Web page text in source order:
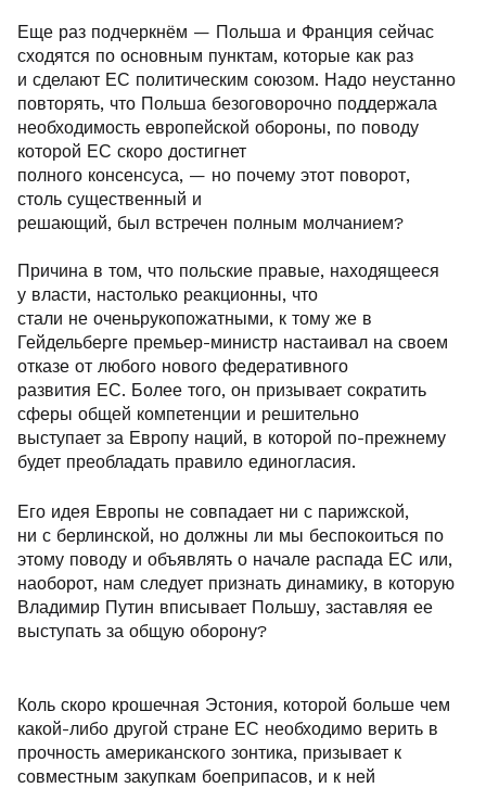
Еще раз подчеркнём — Польша и Франция сейчас
сходятся по основным пунктам, которые как раз
и сделают ЕС политическим союзом. Надо неустанно
повторять, что Польша безоговорочно поддержала
необходимость европейской обороны, по поводу
которой ЕС скоро достигнет
полного консенсуса, — но почему этот поворот,
столь существенный и
решающий, был встречен полным молчанием?
Причина в том, что польские правые, находящееся
у власти, настолько реакционны, что
стали не оченьрукопожатными, к тому же в
Гейдельберге премьер-министр настаивал на своем
отказе от любого нового федеративного
развития ЕС. Более того, он призывает сократить
сферы общей компетенции и решительно
выступает за Европу наций, в которой по-прежнему
будет преобладать правило единогласия.
Его идея Европы не совпадает ни с парижской,
ни с берлинской, но должны ли мы беспокоиться по
этому поводу и объявлять о начале распада ЕС или,
наоборот, нам следует признать динамику, в которую
Владимир Путин вписывает Польшу, заставляя ее
выступать за общую оборону?
Коль скоро крошечная Эстония, которой больше чем
какой-либо другой стране ЕС необходимо верить в
прочность американского зонтика, призывает к
совместным закупкам боеприпасов, и к ней